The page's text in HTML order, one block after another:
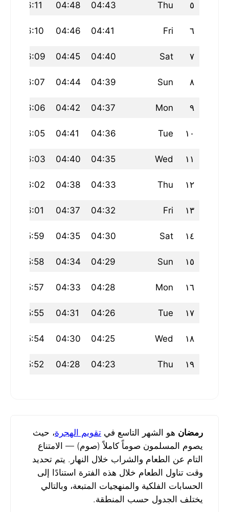
٥ Thu
04:43
04:48
06:11
٦ Fri
04:41
04:46
06:10
٧ Sat
04:40
04:45
06:09
٨ Sun
04:39
04:44
06:07
٩ Mon
04:37
04:42
06:06
١٠ Tue
04:36
04:41
06:05
١١ Wed
04:35
04:40
06:03
١٢ Thu
04:33
04:38
06:02
١٣ Fri
04:32
04:37
06:01
١٤ Sat
04:30
04:35
05:59
١٥ Sun
04:29
04:34
05:58
١٦ Mon
04:28
04:33
05:57
١٧ Tue
04:26
04:31
05:55
١٨ Wed
04:25
04:30
05:54
١٩ Thu
04:23
04:28
05:52
رمضان هو الشهر التاسع في تقويم الهجرة، حيث
يصوم المسلمون صوماً كاملاً (صوم) — الامتناع
التام عن الطعام والشراب خلال النهار. يتم تحديد
وقت تناول الطعام خلال هذه الفترة استنادًا إلى
الحسابات الفلكية والمنهجيات المتبعة، وبالتالي
يختلف الجدول حسب المنطقة.